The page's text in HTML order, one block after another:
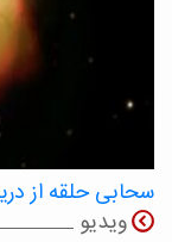
سحابی حلقه از
ویدیو